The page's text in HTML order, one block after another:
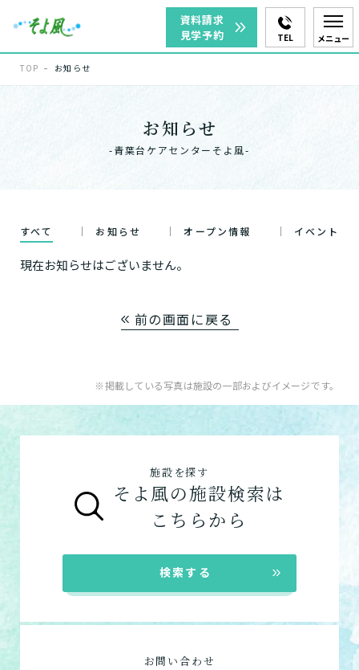
資料請求
見学予約
TEL メニュー
TOP お知らせ
お知らせ
-青葉台ケアセンターそよ風-
すべて お知らせ オープン情報 イベント
現在お知らせはございません。
前の画面に戻る
※掲載している写真は施設の一部およびイメージです。
施設を探す
そよ風の施設検索は
こちらから
検索する
お問い合わせ